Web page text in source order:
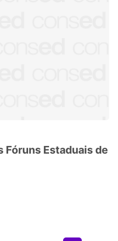
Fóruns Estaduais de